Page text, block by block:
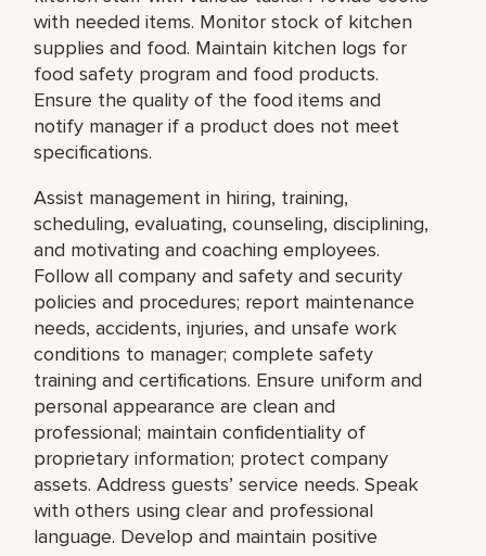
with needed items. Monitor stock of kitchen
supplies and food. Maintain kitchen logs for
food safety program and food products.
Ensure the quality of the food items and
notify manager if a product does not meet
specifications.
Assist management in hiring, training,
scheduling, evaluating, counseling, disciplining,
and motivating and coaching employees.
Follow all company and safety and security
policies and procedures; report maintenance
needs, accidents, injuries, and unsafe work
conditions to manager; complete safety
training and certifications. Ensure uniform and
personal appearance are clean and
professional; maintain confidentiality of
proprietary information; protect company
assets. Address guests’ service needs. Speak
with others using clear and professional
language. Develop and maintain positive